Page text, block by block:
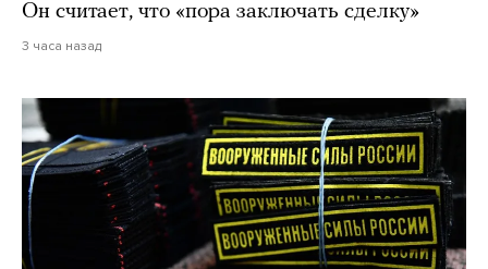
Он считает, что «пора заключать сделку»
3 часа назад